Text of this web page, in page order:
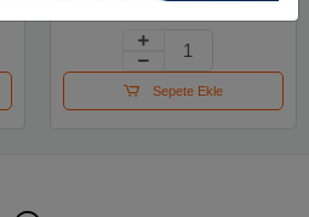
Sepete Ekle